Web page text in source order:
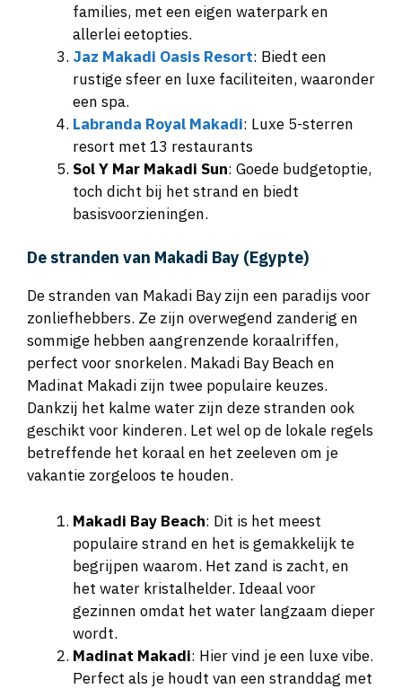
families, met een eigen waterpark en
allerlei eetopties.
Jaz Makadi Oasis Resort: Biedt een
rustige sfeer en luxe faciliteiten, waaronder
een spa.
Labranda Royal Makadi: Luxe 5-sterren
resort met 13 restaurants
Sol Y Mar Makadi Sun: Goede budgetoptie,
toch dicht bij het strand en biedt
basisvoorzieningen.
De stranden van Makadi Bay (Egypte)
De stranden van Makadi Bay zijn een paradijs voor
zonliefhebbers. Ze zijn overwegend zanderig en
sommige hebben aangrenzende koraalriffen,
perfect voor snorkelen. Makadi Bay Beach en
Madinat Makadi zijn twee populaire keuzes.
Dankzij het kalme water zijn deze stranden ook
geschikt voor kinderen. Let wel op de lokale regels
betreffende het koraal en het zeeleven om je
vakantie zorgeloos te houden.
Makadi Bay Beach: Dit is het meest
populaire strand en het is gemakkelijk te
begrijpen waarom. Het zand is zacht, en
het water kristalhelder. Ideaal voor
gezinnen omdat het water langzaam dieper
wordt.
Madinat Makadi: Hier vind je een luxe vibe.
Perfect als je houdt van een stranddag met